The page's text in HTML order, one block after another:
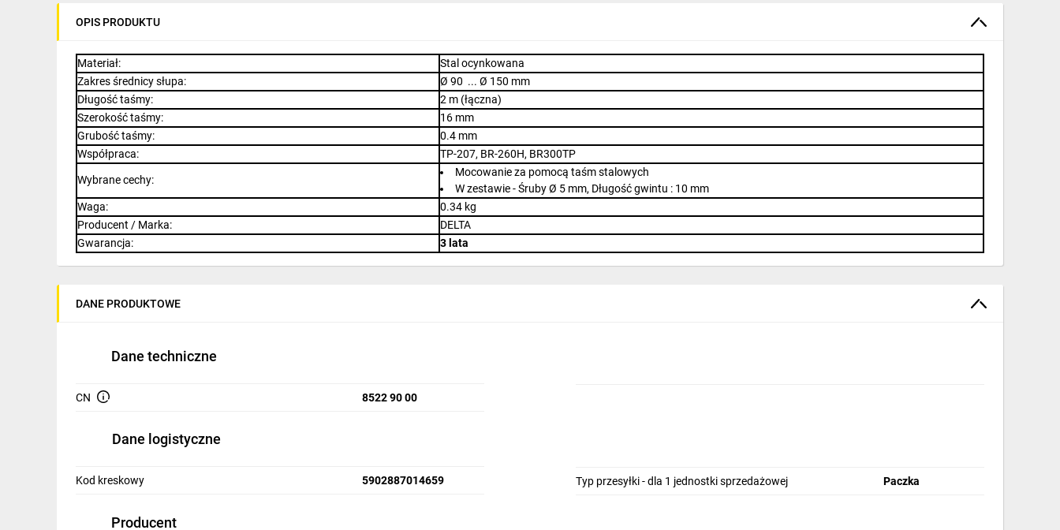
Napędy elektryczne
Pneumatyka
Dom i ogród
Klimatyzacja
IT, GSM
Odzież ochronna i BHP
Inne
Wentylacja i rekuperacja
OPIS PRODUKTU
Materiał:
Stal ocynkowana
Zakres średnicy słupa:
Ø 90 ... Ø 150 mm
Długość taśmy:
2 m (łączna)
Szerokość taśmy:
16 mm
Grubość taśmy:
0.4 mm
Współpraca: TP-207, BR-260H, BR300TP
Wybrane cechy:
Mocowanie za pomocą taśm stalowych
W zestawie - Śruby Ø 5 mm, Długość gwintu : 10 mm
Waga:
0.34 kg
Producent / Marka:
DELTA
Gwarancja: 3 lata
DANE PRODUKTOWE
Dane techniczne
CN 8522 90 00
Dane logistyczne
Kod kreskowy 5902887014659 Typ przesyłki - dla 1 jednostki sprzedażowej Paczka
Producent